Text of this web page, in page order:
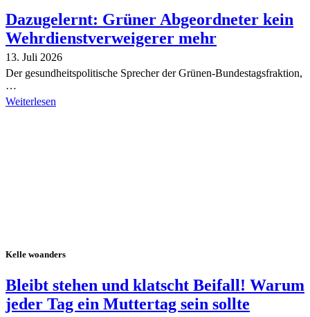
Dazugelernt: Grüner Abgeordneter kein
Wehrdienstverweigerer mehr
13. Juli 2026
Der gesundheitspolitische Sprecher der Grünen-Bundestagsfraktion,
…
Weiterlesen
Kelle woanders
Bleibt stehen und klatscht Beifall! Warum
jeder Tag ein Muttertag sein sollte